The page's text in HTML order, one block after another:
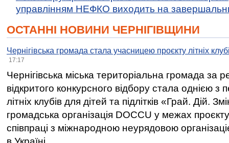
управлінням НЕФКО виходить на
ОСТАННІ НОВИНИ ЧЕРНІГІВЩИНИ
Чернігівська громада стала учасницею проєкту літніх
17:17
Чернігівська міська територіальна громада за
відкритого конкурсного відбору стала однією
літніх клубів для дітей та підлітків «Грай. Дій.
громадська організація DOCCU у межах
співпраці з міжнародною неурядовою